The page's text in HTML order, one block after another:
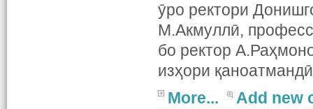
ӯро ректори
М.Акмуллӣ,
бо ректор
изҳори
More...
Add new